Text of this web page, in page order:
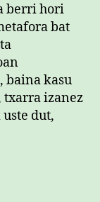
berri hori
bat
baina kasu
txarra izanez
dut,